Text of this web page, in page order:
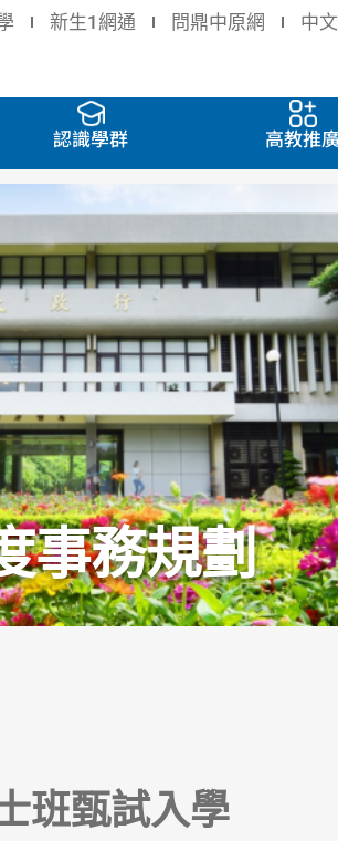
新生1網通 問鼎中原網 中
認識學群 高教推
事務規劃​
班甄試入學